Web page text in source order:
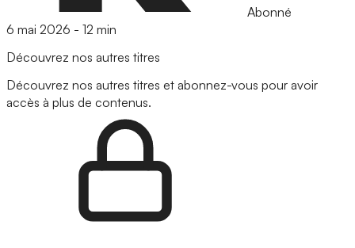
Abonné
6 mai 2026 - 12 min
Découvrez nos autres titres
Découvrez nos autres titres et abonnez-vous pour avoir
accès à plus de contenus.